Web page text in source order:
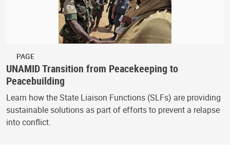
PAGE
UNAMID Transition from Peacekeeping to
Peacebuilding
Learn how the State Liaison Functions (SLFs) are providing
sustainable solutions as part of efforts to prevent a relapse
into conflict.